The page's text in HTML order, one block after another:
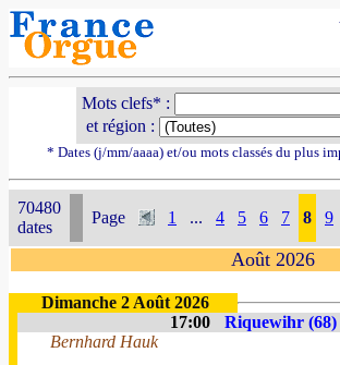
Mots clefs* :
et région :
* Dates (j/mm/aaaa) et/ou mots classés du plus
70480
dates
Page 1 ... 4 5 6 7 8 9
Août 2026
Dimanche 2 Août 2026
17:00
Riquewihr (68)
Bernhard Hauk